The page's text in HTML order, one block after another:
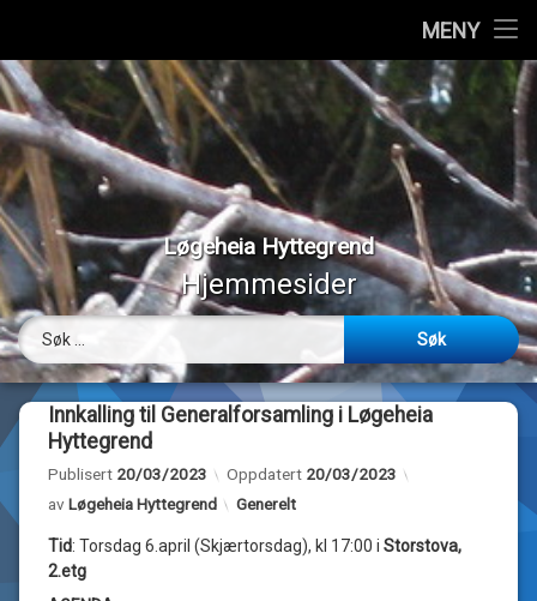
MENY
Vedtekter
Styremedlemmer
Medlemmer
Værmeldinger
Panoramabilder
Bilder
Webkamera
Om…
Hopp
til
innhold
Løgeheia Hyttegrend
Hjemmesider
Søk etter:
Innkalling til Generalforsamling i Løgeheia
Hyttegrend
Publisert 20/03/2023 Oppdatert 20/03/2023
avLøgeheia Hyttegrend Kategorier:
Generelt
Tid: Torsdag 6.april (Skjærtorsdag), kl 17:00 i Storstova,
2.etg